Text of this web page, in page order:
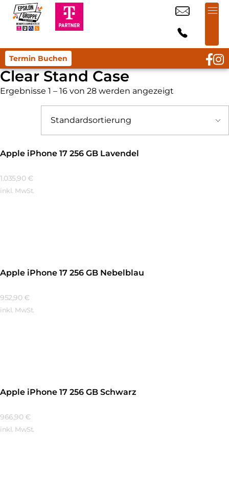
Termin Buchen
Clear Stand Case
Ergebnisse 1 – 16 von 28 werden angezeigt
Apple iPhone 17 256 GB Lavendel
1.035,90 €
inkl. MwSt.
Apple iPhone 17 256 GB Nebelblau
952,90 €
inkl. MwSt.
Apple iPhone 17 256 GB Schwarz
966,90 €
inkl. MwSt.